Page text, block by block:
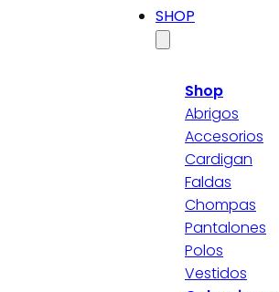
SHOP
Shop
Abrigos
Accesorios
Cardigan
Faldas
Chompas
Pantalones
Polos
Vestidos